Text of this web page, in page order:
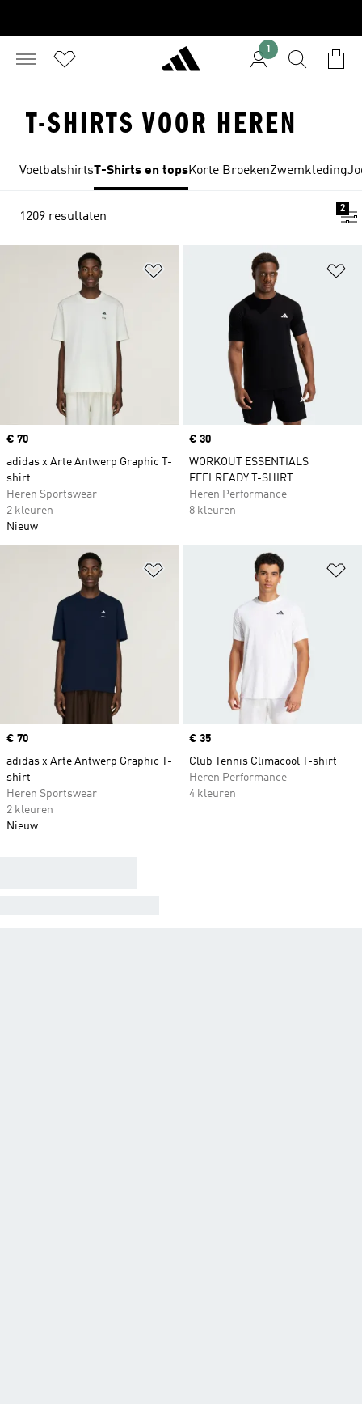
1
T-SHIRTS VOOR HEREN
VoetbalshirtsT-Shirts en topsKorte BroekenZwemkleding
1209 resultaten
2
Op verlanglijst zetten
Price
€ 70
adidas x Arte Antwerp Graphic T-
shirt
Heren Sportswear
2 kleuren
Nieuw
Price
€ 30
WORKOUT ESSENTIALS
FEELREADY T-SHIRT
Heren Performance
8 kleuren
Op verlanglijst zetten
Price
€ 70
adidas x Arte Antwerp Graphic T-
shirt
Heren Sportswear
2 kleuren
Nieuw
Price
€ 35
Club Tennis Climacool T-shirt
Heren Performance
4 kleuren